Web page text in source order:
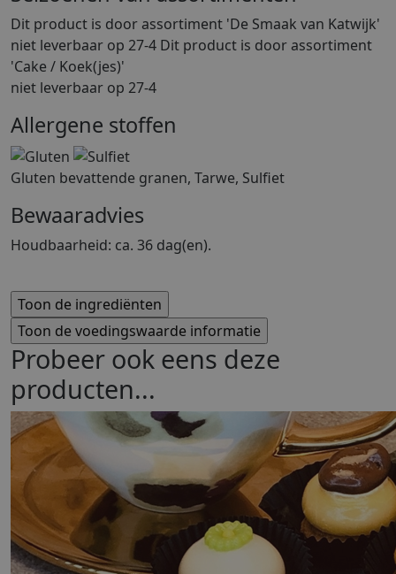
Dit product is door assortiment 'De Smaak van Katwijk'
niet leverbaar op 27-4 Dit product is door assortiment
'Cake / Koek(jes)'
niet leverbaar op 27-4
Allergene stoffen
Gluten bevattende granen, Tarwe, Sulfiet
Bewaaradvies
Houdbaarheid: ca. 36 dag(en).
Probeer ook eens deze
producten...